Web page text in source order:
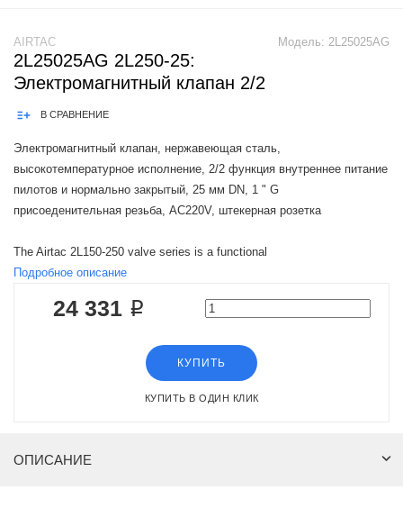
Модель: 2L25025AG
AIRTAC
2L25025AG 2L250-25:
Электромагнитный клапан 2/2
В СРАВНЕНИЕ
Электромагнитный клапан, нержавеющая сталь,
высокотемпературное исполнение, 2/2 функция внутреннее питание
пилотов и нормально закрытый, 25 мм DN, 1 " G
присоеденительная резьба, AC220V, штекерная розетка
The Airtac 2L150-250 valve series is a functional
Подробное описание
24 331 ₽
КУПИТЬ
КУПИТЬ В ОДИН КЛИК
ОПИСАНИЕ